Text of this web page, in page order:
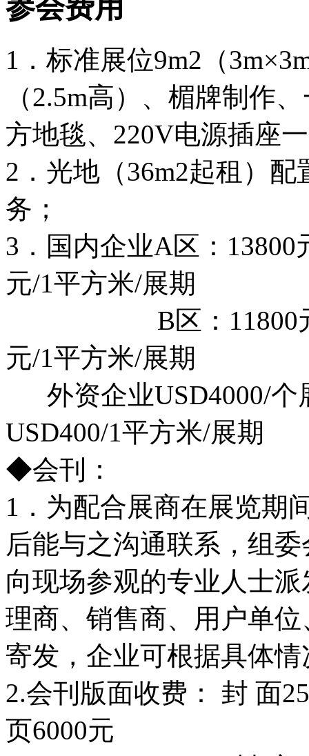
参会费用
1．标准展位9m2（
（2.5m高）、楣牌制作
方地毯、220V电源插座
2．光地（36m2起租）
务；
3．国内企业A区：
元/1平方米/展期
B区：11800元/
元/1平方米/展期
外资企业
USD400/1平方米/展期
◆会刊：
1．为配合展商在展览期
后能与之沟通联系，组
向现场参观的专业人士
理商、销售商、用户单
寄发，企业可根据具体
2.会刊版面收费： 封
页6000元